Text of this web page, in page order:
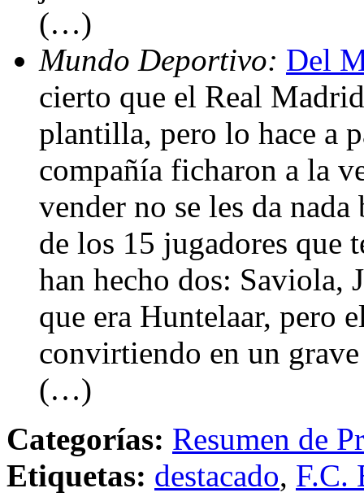
(…)
Mundo Deportivo: Del
cierto que el Real
plantilla, pero lo hace a
compañía ficharon a la
vender no se les da
de los 15 jugadores que
han hecho dos: Saviola,
que era Huntelaar, pero
convirtiendo en un
(…)
Categorías: Resumen de
Etiquetas: destacado, F.C.